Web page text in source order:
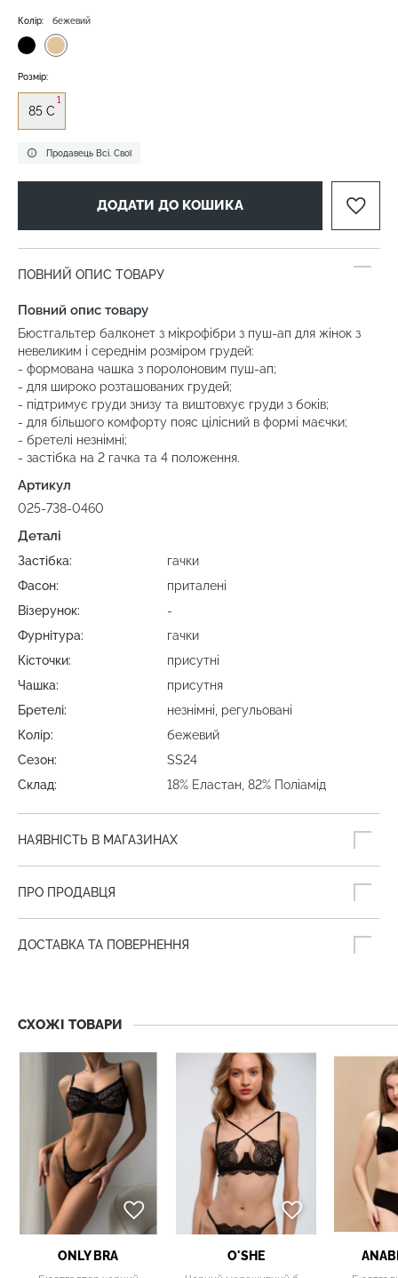
Продавець Всі. Свої
Колір: бежевий
Розмір:
85 C
1
ДОДАТИ ДО КОШИКА
ПОВНИЙ ОПИС ТОВАРУ
Повний опис товару
Бюстгальтер балконет з мікрофібри з пуш-ап для жінок з
невеликим і середнім розміром грудей:
- формована чашка з поролоновим пуш-ап;
- для широко розташованих грудей;
- підтримує груди знизу та виштовхує груди з боків;
- для більшого комфорту пояс цілісний в формі маєчки;
- бретелі незнімні;
- застібка на 2 гачка та 4 положення.
Артикул
025-738-0460
Деталі
Застібка:
гачки
Фасон:
приталені
Візерунок:
-
Фурнітура:
гачки
Кісточки:
присутні
Чашка:
присутня
Бретелі:
незнімні, регульовані
Колір:
бежевий
Сезон:
SS24
Склад:
18% Еластан, 82% Поліамід
НАЯВНІСТЬ В МАГАЗИНАХ
ПРО ПРОДАВЦЯ
ДОСТАВКА ТА ПОВЕРНЕННЯ
СХОЖІ ТОВАРИ
ONLY BRA O'SHE